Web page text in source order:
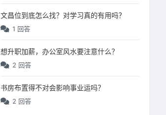
文昌位到底怎么找？对学习真的有用吗？
1 回答
想升职加薪，办公室风水要注意什么？
2 回答
书房布置得不对会影响事业运吗？
2 回答